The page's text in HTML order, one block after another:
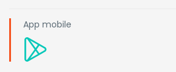
App mobile